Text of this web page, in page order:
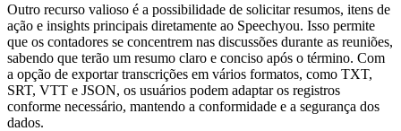
Outro recurso valioso é a possibilidade de solicitar resumos, itens de
ação e insights principais diretamente ao Speechyou. Isso permite
que os contadores se concentrem nas discussões durante as reuniões,
sabendo que terão um resumo claro e conciso após o término. Com
a opção de exportar transcrições em vários formatos, como TXT,
SRT, VTT e JSON, os usuários podem adaptar os registros
conforme necessário, mantendo a conformidade e a segurança dos
dados.